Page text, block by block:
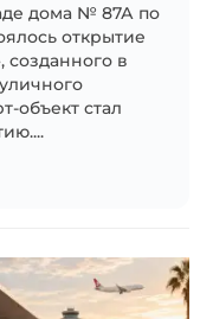
дома № 87А по
открытие
в
объект стал